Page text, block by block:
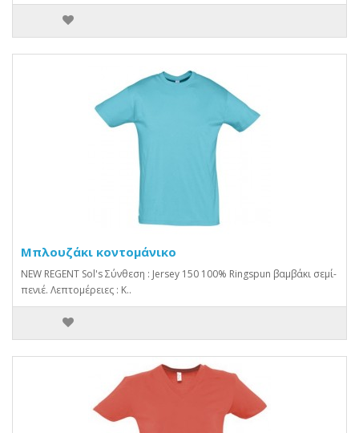
Μπλουζάκι κοντομάνικο
NEW REGENT Sol's Σύνθεση : Jersey 150 100% Ringspun βαμβάκι σεμί-
πενιέ. Λεπτομέρειες : Κ..